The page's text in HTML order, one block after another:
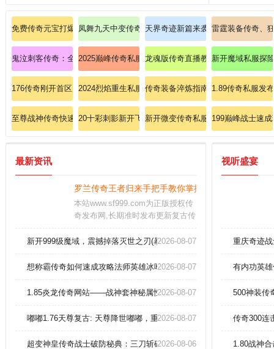
免费传奇元宝打爆雪域天将的要领。凤舞九天中变传奇五区觉醒：凤舞中变五区跨服对决，
天界奇迹新篇来袭：深渊魔窟，邪
雷霆装备传奇、
鬼泣刺客传奇：全面剖析影舞步与死亡标记的致命连携
2025巅峰传奇私服巨制：跨服争霸，私服史上最强对决
龙魂版传奇直播教学道士召唤神兽秘
新开魔域私服探
176传奇刚开首区赶紧分辨战士英雄流星火雨。
2024烈焰重生私服：烈焰焚天，经典再现战神归来！
传奇装备淬炼指南：绝世神兵必备
1.89传奇私服发
至尊战神传奇快速掌握法师冰咆哮技巧。
20十彩刺影新开飞快学习战士英雄火球术？
新开微变传奇私服：极速开服，热
199巅峰战士速
最新资讯
罗兰传奇王者归来手把手教你掌握道士施毒术。
本站www.sf999.com为正版授权传
奇发布网,长期准时发布更新复古传
等各种经典传奇版本,每天为玩家收
玩的舒心省去不必要的麻烦
新开999级魔域，震撼掉落灭世之刃(暴击)！
2026-08-07
想称霸传奇如何速成攻略法师英雄冰咆哮术！
2026-08-07
1.85炎龙传奇网站——战神套神秘属性图鉴2026-08-07
嘟嘟1.76天尊复古: 天尊降世嘟嘟，重铸1.76版本传奇私服的黄金年代
2026-08-07
超变神皇传奇战士破防秘典：三刀斩碎英雄护体金钟的极致手法！
2026-08-06
视听盛宴
重庆奇迹
有内功英
500神装传
传奇300连
1.80战神